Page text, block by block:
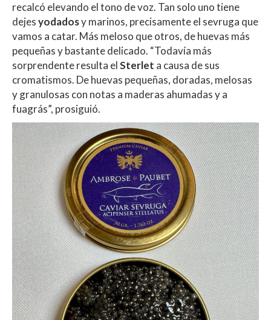
recalcó elevando el tono de voz. Tan solo uno tiene
dejesyodadosy marinos, precisamente el sevruga que
vamos a catar. Más meloso que otros, de huevas más
pequeñas y bastante delicado. “Todavía más
sorprendente resulta elSterlet a causa de sus
cromatismos. De huevas pequeñas, doradas, melosas
y granulosas con notas a maderas ahumadas y a
fuagrás”, prosiguió.